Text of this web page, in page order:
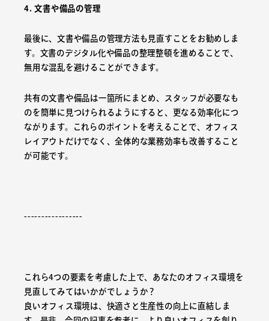
4. 文書や備品の管理
最後に、文書や備品の管理方法も見直すことをお勧めしま
す。文書のデジタル化や備品の整理整頓を進めることで、
無用な混乱を避けることができます。
共有の文書や備品は一箇所にまとめ、スタッフが必要なも
のを簡単に見つけられるようにすると、更なる効率化につ
ながります。これらのポイントを考えることで、オフィス
レイアウトだけでなく、全体的な業務効率も改善すること
が可能です。
-----------------
これら4つの要素を考慮した上で、あなたのオフィス環境を
見直してみてはいかがでしょうか？
良いオフィス環境は、快適さと生産性の向上に直結しま